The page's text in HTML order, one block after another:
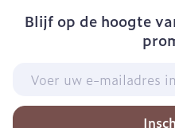
Blijf op de hoogte